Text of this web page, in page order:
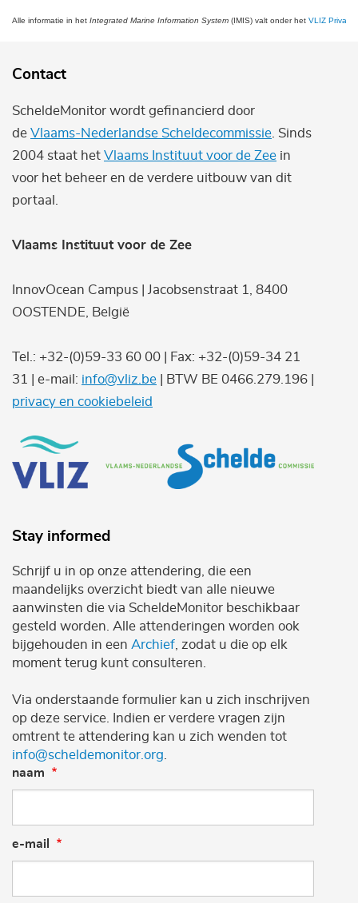
Alle informatie in het Integrated Marine Information System (IMIS) valt onder het VLIZ Privacy
Contact
ScheldeMonitor wordt gefinancierd door
de Vlaams-Nederlandse Scheldecommissie . Sinds
2004 staat het Vlaams Instituut voor de Zee in
voor het beheer en de verdere uitbouw van dit
portaal.
Vlaams Instituut voor de Zee
InnovOcean Campus | Jacobsenstraat 1, 8400
OOSTENDE, België
Tel.: +32-(0)59-33 60 00 | Fax: +32-(0)59-34 21
31 | e-mail: info@vliz.be | BTW BE 0466.279.196 |
privacy en cookiebeleid
Stay informed
Schrijf u in op onze attendering, die een
maandelijks overzicht biedt van alle nieuwe
aanwinsten die via ScheldeMonitor beschikbaar
gesteld worden. Alle attenderingen worden ook
bijgehouden in een Archief , zodat u die op elk
moment terug kunt consulteren.
Via onderstaande formulier kan u zich inschrijven
op deze service. Indien er verdere vragen zijn
omtrent te attendering kan u zich wenden tot
info@scheldemonitor.org
naam
e-mail